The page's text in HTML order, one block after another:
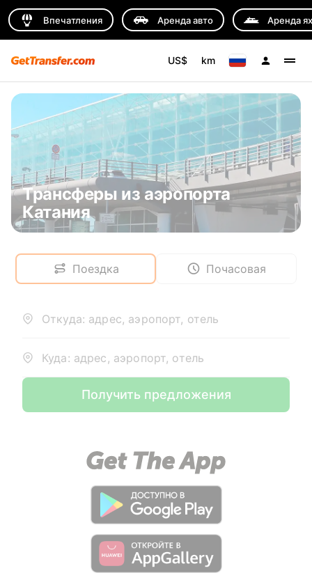
Впечатления Аренда авто Аренда
US$ km
Трансферы из аэропорта
Катания
Поездка Почасовая
Откуда: адрес, аэропорт, отель
Куда: адрес, аэропорт, отель
Получить предложения